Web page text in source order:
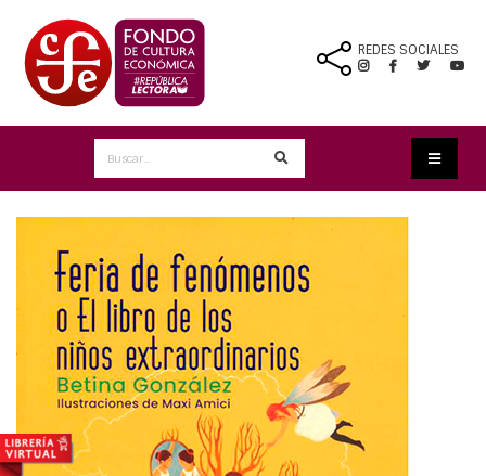
REDES SOCIALES